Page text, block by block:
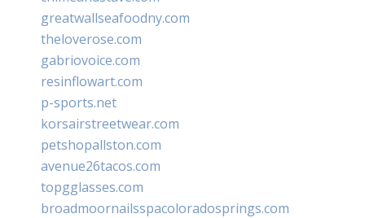
greatwallseafoodny.com
theloverose.com
gabriovoice.com
resinflowart.com
p-sports.net
korsairstreetwear.com
petshopallston.com
avenue26tacos.com
topgglasses.com
broadmoornailsspacoloradosprings.com